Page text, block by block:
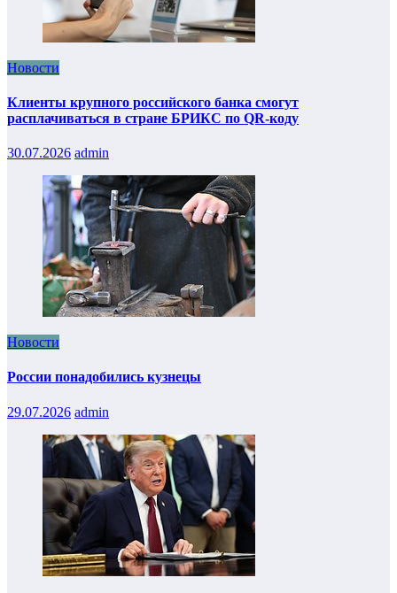
Новости
Клиенты крупного российского банка смогут
расплачиваться в стране БРИКС по QR-коду
30.07.2026 admin
Новости
России понадобились кузнецы
29.07.2026 admin